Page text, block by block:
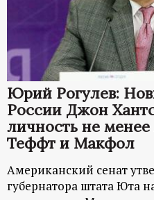
Юрий Рогулев:
России Джон
личность не менее
Теффт и Макфол
Американский сенат
губернатора штата Юта